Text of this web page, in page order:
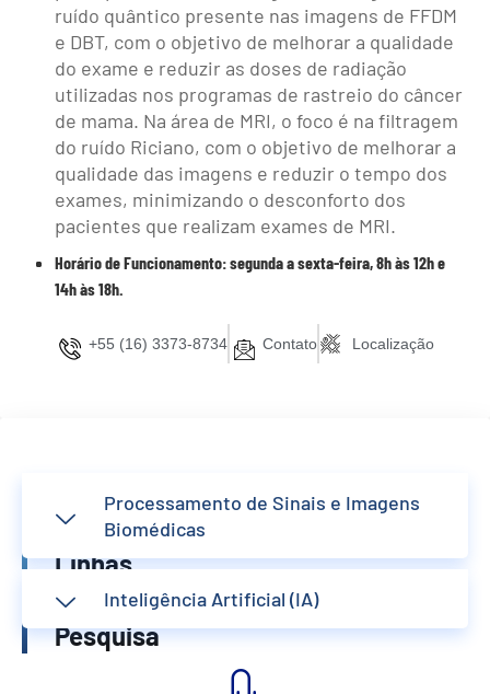
ruído quântico presente nas imagens de FFDM
e DBT, com o objetivo de melhorar a qualidade
do exame e reduzir as doses de radiação
utilizadas nos programas de rastreio do câncer
de mama. Na área de MRI, o foco é na filtragem
do ruído Riciano, com o objetivo de melhorar a
qualidade das imagens e reduzir o tempo dos
exames, minimizando o desconforto dos
pacientes que realizam exames de MRI.
Horário de Funcionamento: segunda a sexta-feira, 8h às 12h e
14h às 18h.
+55 (16) 3373-8734 Contato Localização
Áreas
e
Linhas
de
Pesquisa
Processamento de Sinais e Imagens
Biomédicas
Inteligência Artificial (IA)